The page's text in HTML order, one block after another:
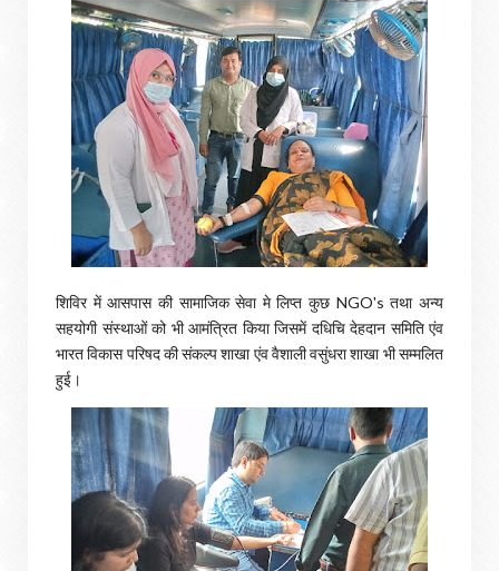
शिविर में आसपास की सामाजिक सेवा मे लिप्त कुछ NGO's तथा अन्य
सहयोगी संस्थाओं को भी आमंत्रित किया जिसमें दधिचि देहदान समिति एंव
भारत विकास परिषद की संकल्प शाखा एंव वैशाली वसुंधरा शाखा भी सम्मलित
हुई।